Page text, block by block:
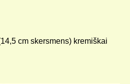
cm skersmens) kremiškai